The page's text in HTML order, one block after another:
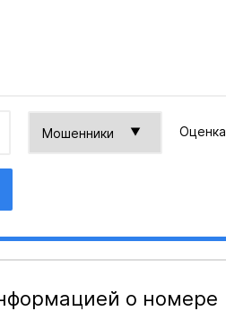
Оценка
о номере